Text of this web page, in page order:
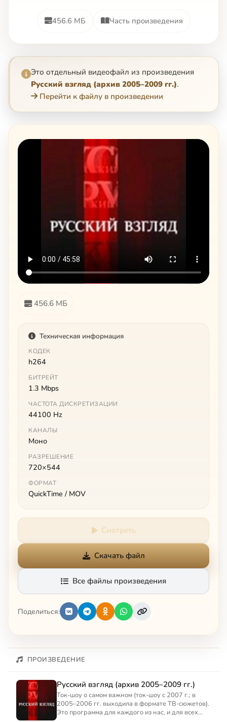
456.6 МБ Часть произведения
Это отдельный видеофайл из произведения
Русский взгляд (архив 2005–2009 гг.).
Перейти к файлу в произведении
456.6 МБ
Техническая информация
КОДЕК
h264
БИТРЕЙТ
1.3 Mbps
ЧАСТОТА ДИСКРЕТИЗАЦИИ
44100 Hz
КАНАЛЫ
Моно
РАЗРЕШЕНИЕ
720×544
ФОРМАТ
QuickTime / MOV
Смотреть
Скачать файл
Все файлы произведения
Поделиться:
ПРОИЗВЕДЕНИЕ
Русский взгляд (архив 2005–2009 гг.)
Ток-шоу о самом важном (ток-шоу с 2007 г.; в
2005–2006 гг. выходила в формате ТВ-сюжетов).
Это программа для каждого из нас, и для всех